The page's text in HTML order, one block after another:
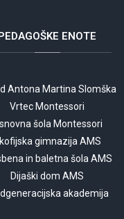
ENOTE
Antona Martina Slomška
Vrtec Montessori
šola Montessori
gimnazija AMS
in baletna šola AMS
Dijaški dom AMS
akademija